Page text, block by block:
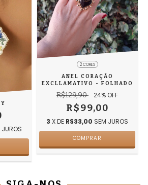
JUROS
2 CORES
ANEL CORAÇÃO
EXCLLAMATIVO - FOLHADO
R$129,90 24% OFF
R$99,00
3 X DE R$33,00 SEM JUROS
COMPRAR